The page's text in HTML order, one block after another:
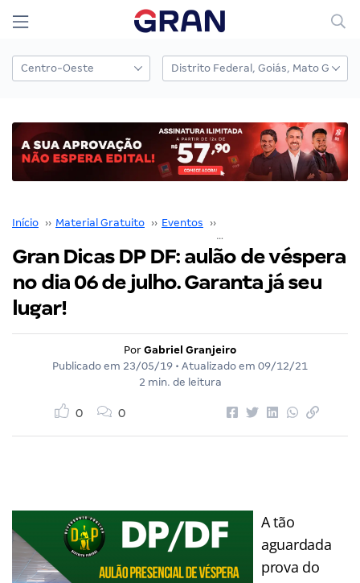
Início ›› Material Gratuito ›› Eventos ››
Gran Dicas DP DF: aulão de véspera
no dia 06 de julho. Garanta já seu
lugar!
Por Gabriel Granjeiro
Publicado em 23/05/19 • Atualizado em 09/12/21
2 min. de leitura
0 0
A tão
aguardada
prova do